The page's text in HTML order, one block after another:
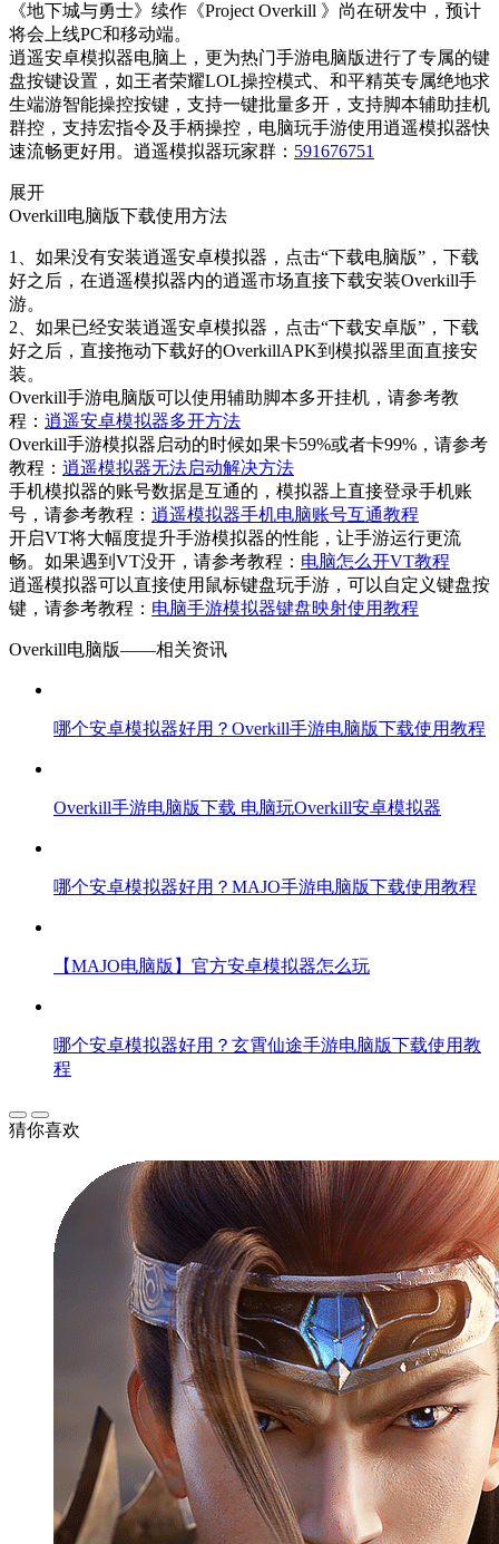
《地下城与勇士》续作《Project Overkill 》尚在研发中，预计
将会上线PC和移动端。
逍遥安卓模拟器电脑上，更为热门手游电脑版进行了专属的键
盘按键设置，如王者荣耀LOL操控模式、和平精英专属绝地求
生端游智能操控按键，支持一键批量多开，支持脚本辅助挂机
群控，支持宏指令及手柄操控，电脑玩手游使用逍遥模拟器快
速流畅更好用。逍遥模拟器玩家群： 591676751
展开
Overkill电脑版下载使用方法
1、如果没有安装逍遥安卓模拟器，点击“下载电脑版”，下载
好之后，在逍遥模拟器内的逍遥市场直接下载安装Overkill手
游。
2、如果已经安装逍遥安卓模拟器，点击“下载安卓版”，下载
好之后，直接拖动下载好的OverkillAPK到模拟器里面直接安
装。
Overkill手游电脑版可以使用辅助脚本多开挂机，请参考教
程： 逍遥安卓模拟器多开方法
Overkill手游模拟器启动的时候如果卡59%或者卡99%，请参考
教程： 逍遥模拟器无法启动解决方法
手机模拟器的账号数据是互通的，模拟器上直接登录手机账
号，请参考教程： 逍遥模拟器手机电脑账号互通教程
开启VT将大幅度提升手游模拟器的性能，让手游运行更流
畅。如果遇到VT没开，请参考教程： 电脑怎么开VT教程
逍遥模拟器可以直接使用鼠标键盘玩手游，可以自定义键盘按
键，请参考教程： 电脑手游模拟器键盘映射使用教程
Overkill电脑版——相关资讯
哪个安卓模拟器好用？Overkill手游电脑版下载使用教程
Overkill手游电脑版下载 电脑玩Overkill安卓模拟器
哪个安卓模拟器好用？MAJO手游电脑版下载使用教程
【MAJO电脑版】官方安卓模拟器怎么玩
哪个安卓模拟器好用？玄霄仙途手游电脑版下载使用教
程
猜你喜欢